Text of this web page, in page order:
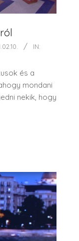
IN:
és a
mondani
nekik, hogy